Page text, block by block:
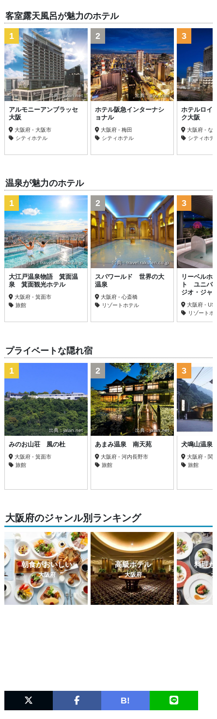
客室露天風呂が魅力のホテル
出典：jalan.net
1
アルモニーアンブラッセ
大阪
大阪府 - 大阪市
シティホテル
出典：ikyu.com
2
ホテル阪急インターナシ
ョナル
大阪府 - 梅田
シティホテル
3
ホテルロイ
ク大阪
大阪府 - な
シティホテ
温泉が魅力のホテル
出典：travel.rakuten.co.jp
1
大江戸温泉物語 箕面温
泉 箕面観光ホテル
大阪府 - 箕面市
旅館
出典：travel.rakuten.co.jp
2
スパワールド 世界の大
温泉
大阪府 - 心斎橋
リゾートホテル
3
リーベル
ト ユニバ
ジオ・ジャ
大阪府 -
リゾートホ
プライベートな隠れ宿
出典：jalan.net
1
みのお山荘 風の杜
大阪府 - 箕面市
旅館
出典：jalan.net
2
あまみ温泉 南天苑
大阪府 - 河内長野市
旅館
3
犬鳴山温泉
大阪府 - 関
旅館
大阪府のジャンル別ランキング
朝食がおいしい
大阪府
高級ホテル
大阪府
料理
B!